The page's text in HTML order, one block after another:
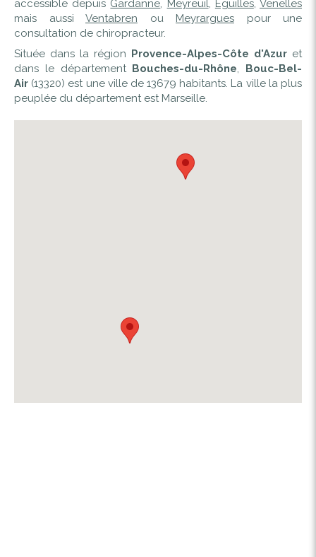
accessible depuis Gardanne, Meyreuil, Éguilles,Venelles
mais aussi Ventabren ou Meyrargues pour une
consultation de chiropracteur.
Située dans la région
Provence-Alpes-Côte d'Azur et
dans le département Bouches-du-Rhône,
Bouc-Bel-
Air (13320) est une ville de 13679 habitants. La ville la plus
peuplée du département est Marseille.